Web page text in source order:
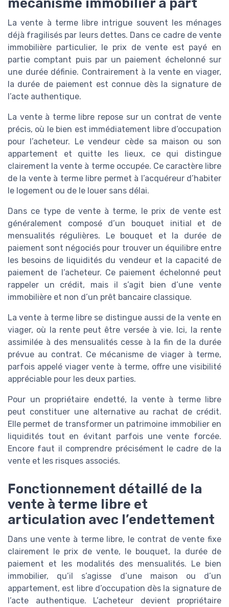
mécanisme immobilier à part
La vente à terme libre intrigue souvent les ménages
déjà fragilisés par leurs dettes. Dans ce cadre de vente
immobilière particulier, le prix de vente est payé en
partie comptant puis par un paiement échelonné sur
une durée définie. Contrairement à la vente en viager,
la durée de paiement est connue dès la signature de
l’acte authentique.
La vente à terme libre repose sur un contrat de vente
précis, où le bien est immédiatement libre d’occupation
pour l’acheteur. Le vendeur cède sa maison ou son
appartement et quitte les lieux, ce qui distingue
clairement la vente à terme occupée. Ce caractère libre
de la vente à terme libre permet à l’acquéreur d’habiter
le logement ou de le louer sans délai.
Dans ce type de vente à terme, le prix de vente est
généralement composé d’un bouquet initial et de
mensualités régulières. Le bouquet et la durée de
paiement sont négociés pour trouver un équilibre entre
les besoins de liquidités du vendeur et la capacité de
paiement de l’acheteur. Ce paiement échelonné peut
rappeler un crédit, mais il s’agit bien d’une vente
immobilière et non d’un prêt bancaire classique.
La vente à terme libre se distingue aussi de la vente en
viager, où la rente peut être versée à vie. Ici, la rente
assimilée à des mensualités cesse à la fin de la durée
prévue au contrat. Ce mécanisme de viager à terme,
parfois appelé viager vente à terme, offre une visibilité
appréciable pour les deux parties.
Pour un propriétaire endetté, la vente à terme libre
peut constituer une alternative au rachat de crédit.
Elle permet de transformer un patrimoine immobilier en
liquidités tout en évitant parfois une vente forcée.
Encore faut il comprendre précisément le cadre de la
vente et les risques associés.
Fonctionnement détaillé de la
vente à terme libre et
articulation avec l’endettement
Dans une vente à terme libre, le contrat de vente fixe
clairement le prix de vente, le bouquet, la durée de
paiement et les modalités des mensualités. Le bien
immobilier, qu’il s’agisse d’une maison ou d’un
appartement, est libre d’occupation dès la signature de
l’acte authentique. L’acheteur devient propriétaire